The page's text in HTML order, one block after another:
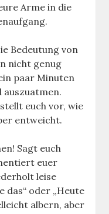
Arme in die
Bedeutung von
nicht genug
paar Minuten
auszuatmen.
euch vor, wie
entweicht.
Sagt euch
euer
leise
das“ oder „Heute
albern, aber